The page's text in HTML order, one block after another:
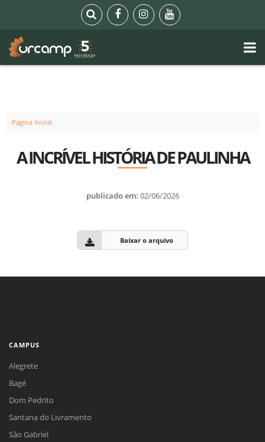
Página Inicial
A INCRÍVEL HISTÓRIA DE PAULINHA
publicado em: 02/06/2026
Baixar o arquivo
CAMPUS
Alegrete
Bagé
Dom Pedrito
Santana do Livramento
São Gabriel